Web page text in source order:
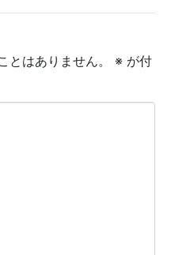
とはありません。 ※ が付